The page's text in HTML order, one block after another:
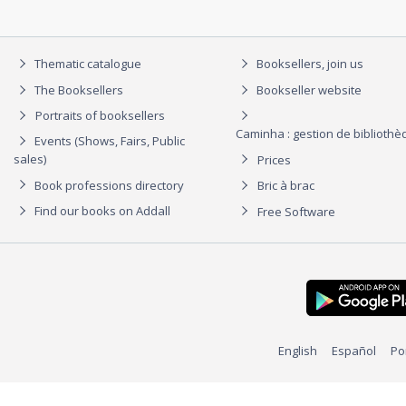
Thematic catalogue
The Booksellers
Portraits of booksellers
Events (Shows, Fairs, Public
sales)
Book professions directory
Find our books on Addall
Booksellers, join us
Bookseller website
Caminha : gestion de
Prices
Bric à brac
Free Software
English Español